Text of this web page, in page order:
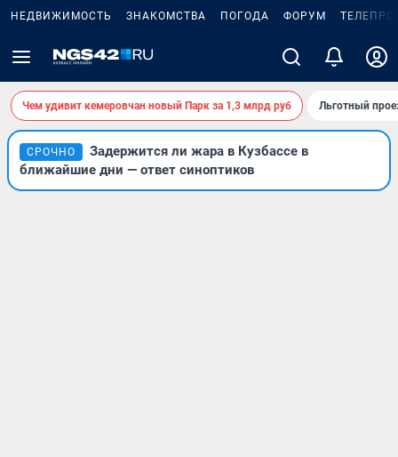
НЕДВИЖИМОСТЬ ЗНАКОМСТВА ПОГОДА ФОРУМ
Чем удивит кемеровчан новый Парк за 1,3 млрд руб Льготный
СРОЧНО
Задержится ли жара в Кузбассе в
ближайшие дни — ответ синоптиков